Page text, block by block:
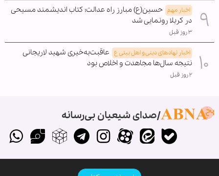
اخبار مهم حسین(ع) مبارز راه عدالت؛ کتاب اندیشمند مسیحی
در کربلا رونمایی شد
۳ روز قبل
اخبار نهادهای دینی و اهل بیتی ع عاقبت‌به‌خیری شهید لاریجانی
نتیجه سال‌ها مجاهدت و اخلاص بود
۲ روز قبل
صدای شیعیان بی‌رسانه